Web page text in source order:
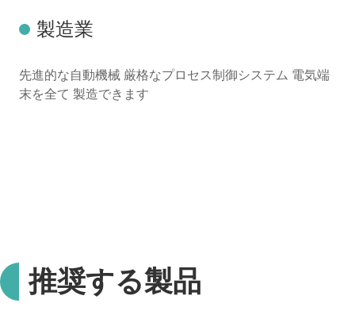
製造業
先進的な自動機械 厳格なプロセス制御システム 電気端
末を全て 製造できます
推奨する製品